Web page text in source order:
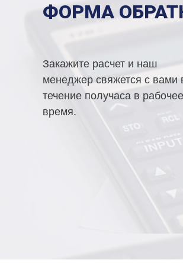
ФОРМА
Закажите расчет и наш
менеджер свяжется с вами
течение получаса в рабочее
время.